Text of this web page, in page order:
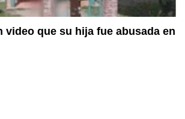
video que su hija fue abusada en